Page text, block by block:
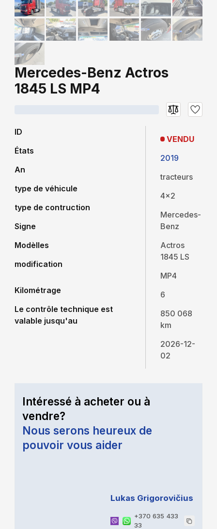
Mercedes-Benz Actros
1845 LS MP4
ID
États
An
type de véhicule
type de contruction
Signe
Modèlles
modification
Kilométrage
Le contrôle technique est
valable jusqu'au
VENDU
2019
tracteurs
4x2
Mercedes-
Benz
Actros
1845 LS
MP4
6
850 068
km
2026-12-
02
Intéressé à acheter ou à
vendre?
Nous serons heureux de
pouvoir vous aider
Lukas Grigorovičius
+370 635 433
33